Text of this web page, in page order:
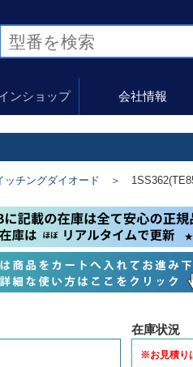
ンショップ 会社情報
ッチングダイオード ＞
在庫状況
※お見積り